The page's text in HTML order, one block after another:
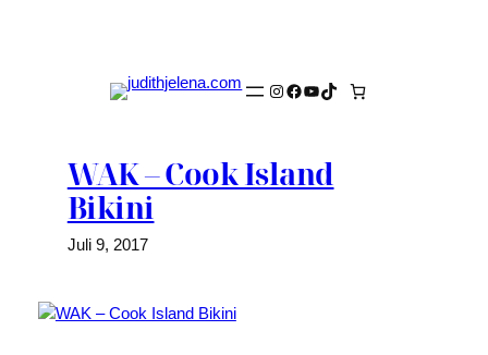
Instagram
Facebook
YouTube
TikTok
WAK – Cook Island
Bikini
Juli 9, 2017